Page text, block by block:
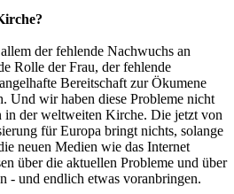
der fehlende Nachwuchs an
Rolle der Frau, der fehlende
Bereitschaft zur Ökumene
Und wir haben diese Probleme nicht
in der weltweiten Kirche. Die jetzt von
für Europa bringt nichts, solange
neuen Medien wie das Internet
über die aktuellen Probleme und über
- und endlich etwas voranbringen.